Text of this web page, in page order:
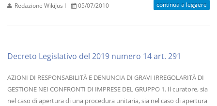
Redazione WikiJus I 05/07/2010 continua a leggere
Decreto Legislativo del 2019 numero 14 art. 291
AZIONI DI RESPONSABILITÀ E DENUNCIA DI GRAVI IRREGOLARITÀ DI
GESTIONE NEI CONFRONTI DI IMPRESE DEL GRUPPO 1. Il curatore, sia
nel caso di apertura di una procedura unitaria, sia nel caso di apertura